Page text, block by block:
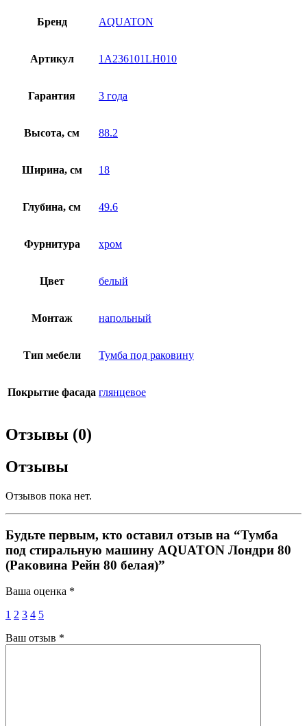
Бренд AQUATON
Артикул 1A236101LH010
Гарантия 3 года
Высота, см 88.2
Ширина, см 18
Глубина, см 49.6
Фурнитура хром
Цвет белый
Монтаж напольный
Тип мебели Тумба под раковину
Покрытие фасада глянцевое
Отзывы (0)
Отзывы
Отзывов пока нет.
Будьте первым, кто оставил отзыв на “Тумба
под стиральную машину AQUATON Лондри 80
(Раковина Рейн 80 белая)”
Ваша оценка *
1 2 3 4 5
Ваш отзыв *